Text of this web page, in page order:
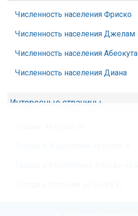
Численность населения Фриско
Численность населения Джелам
Численность населения Абеокута
Численность населения Диана
Интересные страницы